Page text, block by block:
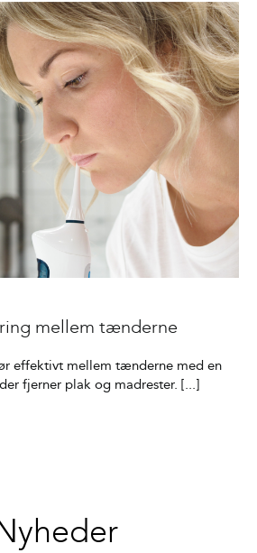
mellem tænderne
effektivt mellem tænderne med en
fjerner plak og madrester. [...]